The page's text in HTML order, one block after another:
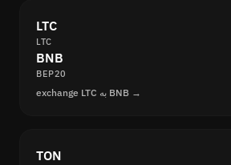
LTC
LTC
BNB
BEP20
exchange LTC به BNB →
TON